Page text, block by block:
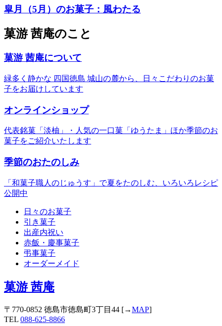
皐月（5月）のお菓子：風わたる
菓游 茜庵のこと
菓游 茜庵について
緑多く静かな 四国徳島 城山の麓から、日々こだわりのお菓
子をお届けしています
オンラインショップ
代表銘菓「淡柚」・人気の一口菓「ゆうたま」ほか季節のお
菓子をご紹介いたします
季節のおたのしみ
「和菓子職人のじゅうす」で夏をたのしむ、いろいろレシピ
公開中
日々のお菓子
引き菓子
出産内祝い
赤飯・慶事菓子
弔事菓子
オーダーメイド
菓游 茜庵
〒770-0852 徳島市徳島町3丁目44 [→MAP]
TEL 088-625-8866